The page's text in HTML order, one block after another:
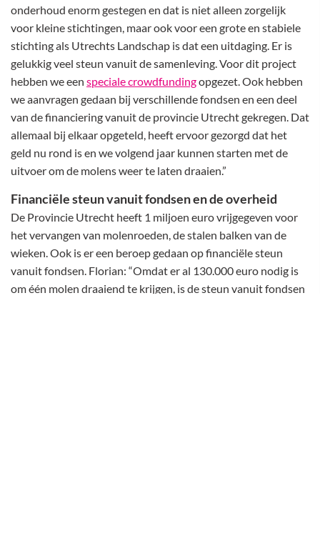
onderhoud enorm gestegen en dat is niet alleen zorgelijk
voor kleine stichtingen, maar ook voor een grote en stabiele
stichting als Utrechts Landschap is dat een uitdaging. Er is
gelukkig veel steun vanuit de samenleving. Voor dit project
hebben we een speciale crowdfundingopgezet. Ook hebben
we aanvragen gedaan bij verschillende fondsen en een deel
van de financiering vanuit de provincie Utrecht gekregen. Dat
allemaal bij elkaar opgeteld, heeft ervoor gezorgd dat het
geld nu rond is en we volgend jaar kunnen starten met de
uitvoer om de molens weer te laten draaien.”
Financiële steun vanuit fondsen en de overheid
De Provincie Utrecht heeft 1 miljoen euro vrijgegeven voor
het vervangen van molenroeden, de stalen balken van de
wieken. Ook is er een beroep gedaan op financiële steun
vanuit fondsen. Florian: “Omdat er al 130.000 euro nodig is
om één molen draaiend te krijgen, is de steun vanuit fondsen